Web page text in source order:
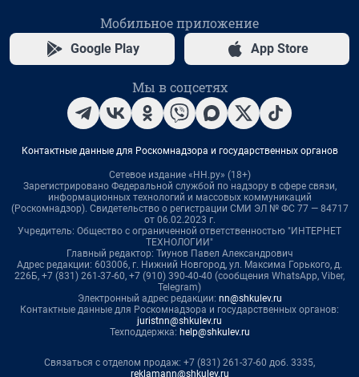
Мобильное приложение
Google Play App Store
Мы в соцсетях
Контактные данные для Роскомнадзора и государственных органов
Сетевое издание «НН.ру» (18+)
Зарегистрировано Федеральной службой по надзору в сфере связи,
информационных технологий и массовых коммуникаций
(Роскомнадзор). Свидетельство о регистрации СМИ ЭЛ № ФС 77 — 84717
от 06.02.2023 г.
Учредитель: Общество с ограниченной ответственностью "ИНТЕРНЕТ
ТЕХНОЛОГИИ"
Главный редактор: Тиунов Павел Александрович
Адрес редакции: 603006, г. Нижний Новгород, ул. Максима Горького, д.
226Б, +7 (831) 261-37-60, +7 (910) 390-40-40 (сообщения WhatsApp, Viber,
Telegram)
Электронный адрес редакции: nn@shkulev.ru
Контактные данные для Роскомнадзора и государственных органов:
juristnn@shkulev.ru
Техподдержка: help@shkulev.ru
Связаться с отделом продаж: +7 (831) 261-37-60 доб. 3335,
reklamann@shkulev.ru